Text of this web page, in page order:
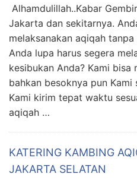
Alhamdulillah..Kabar
Jakarta dan sekitarnya.
melaksanakan aqiqah
Anda lupa harus segera
kesibukan Anda? Kami bisa
bahkan besoknya pun Kami
Kami kirim tepat waktu
aqiqah …
KATERING KAMBING
JAKARTA SELATAN